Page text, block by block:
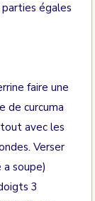
égales
faire une
de curcuma
avec les
Verser
soupe)
3